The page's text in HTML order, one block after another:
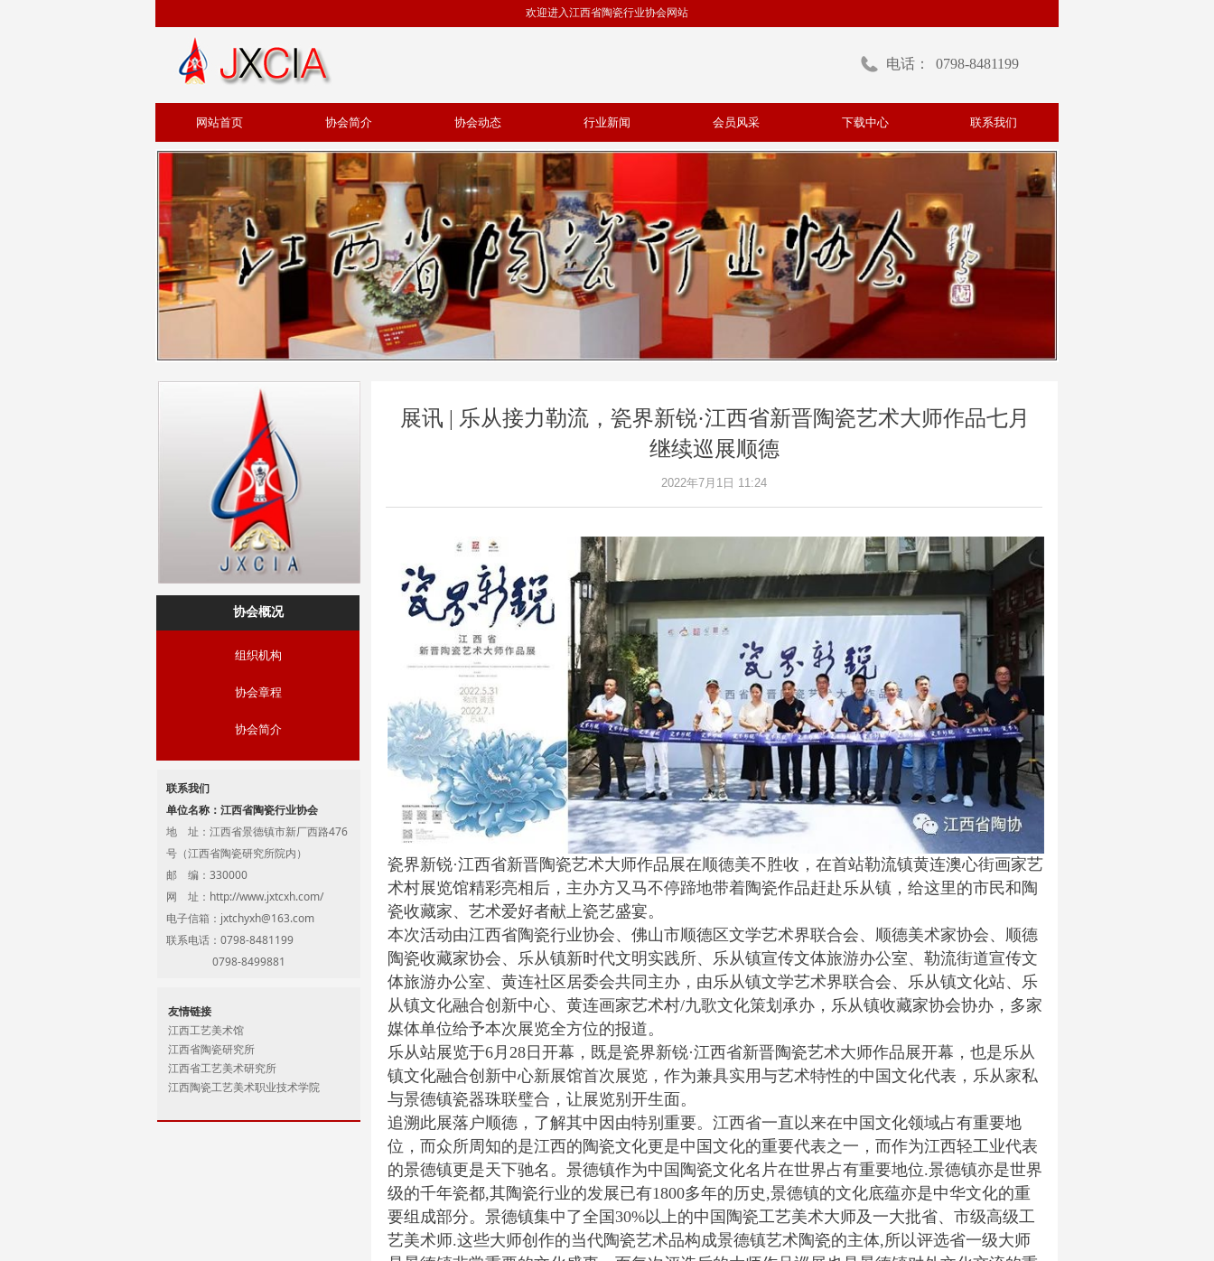
欢迎进入江西省陶瓷行业协会网站
网站首页 协会简介 协会动态 行业新闻 会员风采 下载中心 联系我们
电话： 0798-8481199
展讯 | 乐从接力勒流，瓷界新锐·江西省新晋陶瓷艺术大师作品七月
继续巡展顺德
瓷界新锐·江西省新晋陶瓷艺术大师作品展在顺德美不胜收，在首站勒流镇黄连澳心街画家艺
术村展览馆精彩亮相后，主办方又马不停蹄地带着陶瓷作品赶赴乐从镇，给这里的市民和陶
瓷收藏家、艺术爱好者献上瓷艺盛宴。
本次活动由江西省陶瓷行业协会、佛山市顺德区文学艺术界联合会、顺德美术家协会、顺德
陶瓷收藏家协会、乐从镇新时代文明实践所、乐从镇宣传文体旅游办公室、勒流街道宣传文
体旅游办公室、黄连社区居委会共同主办，由乐从镇文学艺术界联合会、乐从镇文化站、乐
从镇文化融合创新中心、黄连画家艺术村/九歌文化策划承办，乐从镇收藏家协会协办，多家
媒体单位给予本次展览全方位的报道。
‍乐从站展览于6月28日开幕，既是瓷界新锐·江西省新晋陶瓷艺术大师作品展开幕，也是乐从
镇文化融合创新中心新展馆首次展览，作为兼具实用与艺术特性的中国文化代表，乐从家私
与景德镇瓷器珠联璧合，让展览别开生面。
追溯此展落户顺德，了解其中因由特别重要。江西省一直以来在中国文化领域占有重要地
位，而众所周知的是江西的陶瓷文化更是中国文化的重要代表之一，而作为江西轻工业代表
的景德镇更是天下驰名。景德镇作为中国陶瓷文化名片在世界占有重要地位.景德镇亦是世界
级的千年瓷都,其陶瓷行业的发展已有1800多年的历史,景德镇的文化底蕴亦是中华文化的重
要组成部分。景德镇集中了全国30%以上的中国陶瓷工艺美术大师及一大批省、市级高级工
艺美术师.这些大师创作的当代陶瓷艺术品构成景德镇艺术陶瓷的主体,所以评选省一级大师
2022年7月1日 11:24
协会概况
组织机构
协会章程
协会简介
联系我们
单位名称：江西省陶瓷行业协会
地 址：江西省景德镇市新厂西路476
号（江西省陶瓷研究所院内）
邮 编：330000
网 址： http://www.jxtcxh.com/
电子信箱：jxtchyxh@163.com
联系电话：0798-8481199
0798-8499881
友情链接
江西工艺美术馆
江西省陶瓷研究所
江西省工艺美术研究所
江西陶瓷工艺美术职业技术学院